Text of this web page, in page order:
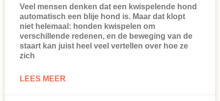
Veel mensen denken dat een kwispelende hond
automatisch een blije hond is. Maar dat klopt
niet helemaal: honden kwispelen om
verschillende redenen, en de beweging van de
staart kan juist heel veel vertellen over hoe ze
zich
LEES MEER